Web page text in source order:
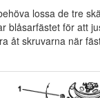
lossa de tre
blåsarfästet för att
åt skruvarna när